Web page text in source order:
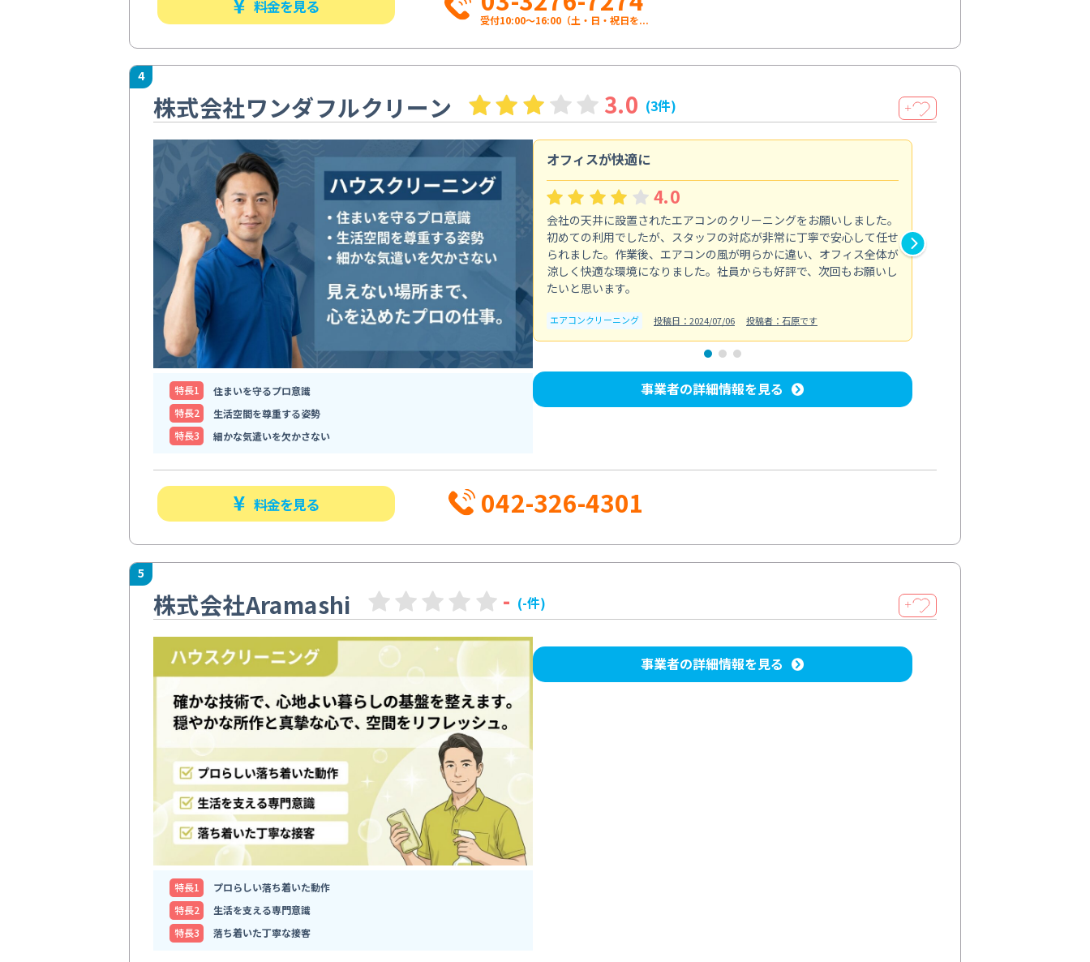
料金を見る
受付10:00〜16:00（土・日・祝日を...
4
株式会社ワンダフルクリーン 3.0 (3件) ＋
特⻑1
住まいを守るプロ意識
特⻑2
生活空間を尊重する姿勢
特⻑3
細かな気遣いを欠かさない
オフィスが快適に
4.0
会社の天井に設置されたエアコンのクリーニングをお願いしました。
初めての利用でしたが、スタッフの対応が非常に丁寧で安心して任せ
られました。作業後、エアコンの風が明らかに違い、オフィス全体が
涼しく快適な環境になりました。社員からも好評で、次回もお願いし
たいと思います。
エアコンクリーニング 投稿日：2024/07/06 投稿者：石原です
事業者の詳細情報を見る
料金を見る 042-326-4301
5
株式会社Aramashi - (-件) ＋
特⻑1
プロらしい落ち着いた動作
特⻑2
生活を支える専門意識
特⻑3
落ち着いた丁寧な接客
事業者の詳細情報を見る